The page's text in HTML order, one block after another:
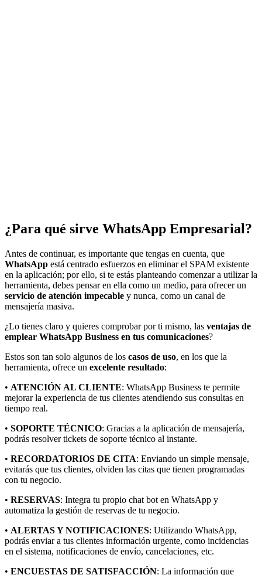
¿Para qué sirve WhatsApp Empresarial?
Antes de continuar, es importante que tengas en cuenta, que
WhatsApp está centrado esfuerzos en eliminar el SPAM existente
en la aplicación; por ello, si te estás planteando comenzar a utilizar la
herramienta, debes pensar en ella como un medio, para ofrecer un
servicio de atención impecable y nunca, como un canal de
mensajería masiva.
¿Lo tienes claro y quieres comprobar por ti mismo, las ventajas de
emplear WhatsApp Business en tus comunicaciones?
Estos son tan solo algunos de los casos de uso, en los que la
herramienta, ofrece un excelente resultado:
• ATENCIÓN AL CLIENTE: WhatsApp Business te permite
mejorar la experiencia de tus clientes atendiendo sus consultas en
tiempo real.
• SOPORTE TÉCNICO: Gracias a la aplicación de mensajería,
podrás resolver tickets de soporte técnico al instante.
• RECORDATORIOS DE CITA: Enviando un simple mensaje,
evitarás que tus clientes, olviden las citas que tienen programadas
con tu negocio.
• RESERVAS: Integra tu propio chat bot en WhatsApp y
automatiza la gestión de reservas de tu negocio.
• ALERTAS Y NOTIFICACIONES: Utilizando WhatsApp,
podrás enviar a tus clientes información urgente, como incidencias
en el sistema, notificaciones de envío, cancelaciones, etc.
• ENCUESTAS DE SATISFACCIÓN: La información que